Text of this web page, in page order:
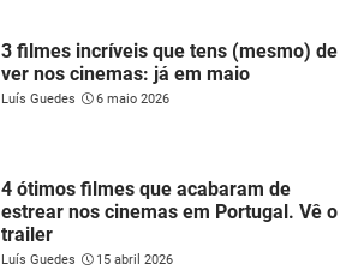
3 filmes incríveis que tens (mesmo) de
ver nos cinemas: já em maio
Luís Guedes 6 maio 2026
4 ótimos filmes que acabaram de
estrear nos cinemas em Portugal. Vê o
trailer
Luís Guedes 15 abril 2026